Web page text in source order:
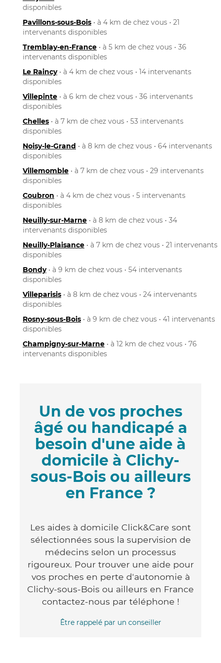
disponibles
Pavillons-sous-Bois • à 4 km de chez vous • 21
intervenants disponibles
Tremblay-en-France • à 5 km de chez vous • 36
intervenants disponibles
Le Raincy• à 4 km de chez vous • 14 intervenants
disponibles
Villepinte • à 6 km de chez vous • 36 intervenants
disponibles
Chelles • à 7 km de chez vous • 53 intervenants
disponibles
Noisy-le-Grand • à 8 km de chez vous • 64 intervenants
disponibles
Villemomble • à 7 km de chez vous • 29 intervenants
disponibles
Coubron • à 4 km de chez vous • 5 intervenants
disponibles
Neuilly-sur-Marne • à 8 km de chez vous • 34
intervenants disponibles
Neuilly-Plaisance • à 7 km de chez vous • 21 intervenants
disponibles
Bondy• à 9 km de chez vous • 54 intervenants
disponibles
Villeparisis • à 8 km de chez vous • 24 intervenants
disponibles
Rosny-sous-Bois • à 9 km de chez vous • 41 intervenants
disponibles
Champigny-sur-Marne • à 12 km de chez vous • 76
intervenants disponibles
Un de vos proches
âgé ou handicapé a
besoin d'une aide à
domicile à Clichy-
sous-Bois ou ailleurs
en France ?
Les aides à domicile Click&Care sont
sélectionnées sous la supervision de
médecins selon un processus
rigoureux. Pour trouver une aide pour
vos proches en perte d'autonomie à
Clichy-sous-Bois ou ailleurs en France
contactez-nous par téléphone !
Être rappelé par un conseiller